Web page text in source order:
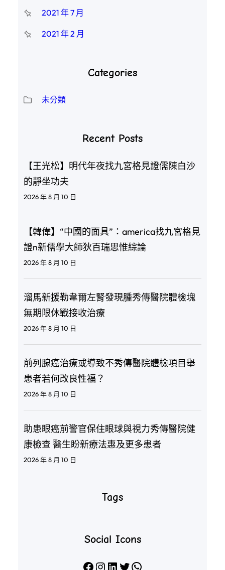
2021 年 7 月
2021 年 2 月
Categories
未分類
Recent Posts
【王光松】明代年夜找九宮格見證儒陳白沙
的靜坐功夫
2026 年 8 月 10 日
【韓偉】“中國的面具”：america找九宮格見
證n新儒學大師狄百瑞思惟綜論
2026 年 8 月 10 日
溜馬新援勒韋爾左腎發現腫秀傳醫院體檢塊
無期限休戰接收治療
2026 年 8 月 10 日
前列腺癌治療或導致不秀傳醫院體檢項目舉
患者若何改良性福？
2026 年 8 月 10 日
助患眼癌前警官保住眼球與視力秀傳醫院健
康檢查 醫生盼新療法惠及更多患者
2026 年 8 月 10 日
Tags
Social Icons
Facebook Instagram LinkedIn X WhatsApp